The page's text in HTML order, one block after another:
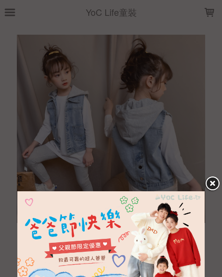
YoC Life童裝
韓版牛仔連帽背心
NTD 590
NTD 499